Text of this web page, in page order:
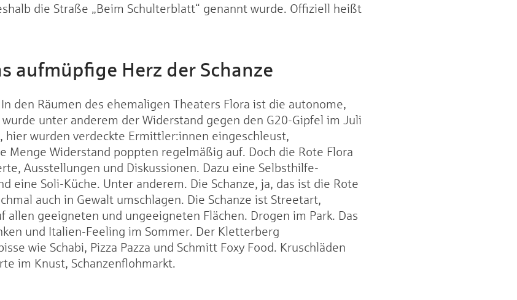
die Straße „Beim Schulterblatt“ genannt wurde. Offiziell heißt
aufmüpfige Herz der Schanze
den Räumen des ehemaligen Theaters Flora ist die autonome,
unter anderem der Widerstand gegen den G20-Gipfel im Juli
hier wurden verdeckte Ermittler:innen eingeschleust,
Menge Widerstand poppten regelmäßig auf. Doch die Rote Flora
Ausstellungen und Diskussionen. Dazu eine Selbsthilfe-
eine Soli-Küche. Unter anderem. Die Schanze, ja, das ist die Rote
auch in Gewalt umschlagen. Die Schanze ist Streetart,
allen geeigneten und ungeeigneten Flächen. Drogen im Park. Das
und Italien-Feeling im Sommer. Der Kletterberg
wie Schabi, Pizza Pazza und Schmitt Foxy Food. Kruschläden
im Knust, Schanzenflohmarkt.